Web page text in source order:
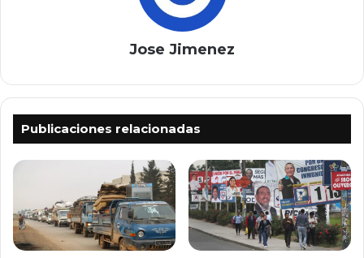
Jose Jimenez
Publicaciones relacionadas